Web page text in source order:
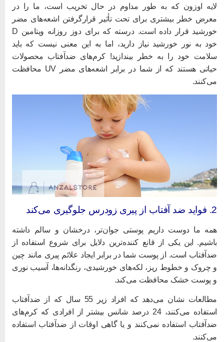
اوزون که به طور مداوم در حال تخریب است، ما را در
خطر بیشتری برای تحت تأثیر قرارگرفتن اشعه‌های مضر
خورشید قرار داده است. درسته که برای دوز روزانه ویتامین D
به نور خورشید نیاز دارید، اما به این معنی نیست که باید
خود را به خطر بیندازید! کرم‌های ضدآفتاب محصولات
حیاتی هستند که از شما در برابر اشعه‌های مضر UV محافظت
ما دوست داریم پوستی جوان‌تر، درخشان و سالم داشته
این یکی از قانع کننده‌ترین دلایل برای شروع استفاده از
است. از پوست شما در برابر ایجاد علائم پیری مانند چین
چروک و خطوط ریز، لکه‌های خورشیدی، رنگدانه‌ها، آسیب نوری
پوست خشک محافظت می‌کند.
مطالعات نشان می‌دهد که افراد زیر 55 سال که از ضدآفتاب
استفاده می‌کنند، 24 درصد شانس بیشتر از افرادی که کرم‌های
استفاده نمی‌کنند و یا گاهی اوقات از ضدآفتاب استفاده